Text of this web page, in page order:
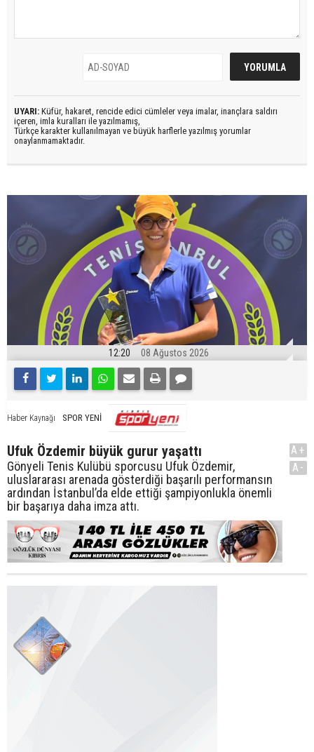
UYARI: Küfür, hakaret, rencide edici cümleler veya imalar, inançlara saldırı
içeren, imla kuralları ile yazılmamış,
Türkçe karakter kullanılmayan ve büyük harflerle yazılmış yorumlar
onaylanmamaktadır.
12:20 08 Ağustos 2026
Haber Kaynağı SPOR YENİ
Ufuk Özdemir büyük gurur yaşattı
Gönyeli Tenis Kulübü sporcusu Ufuk Özdemir,
uluslararası arenada gösterdiği başarılı performansın
ardından İstanbul’da elde ettiği şampiyonlukla önemli
bir başarıya daha imza attı.
A+
A-